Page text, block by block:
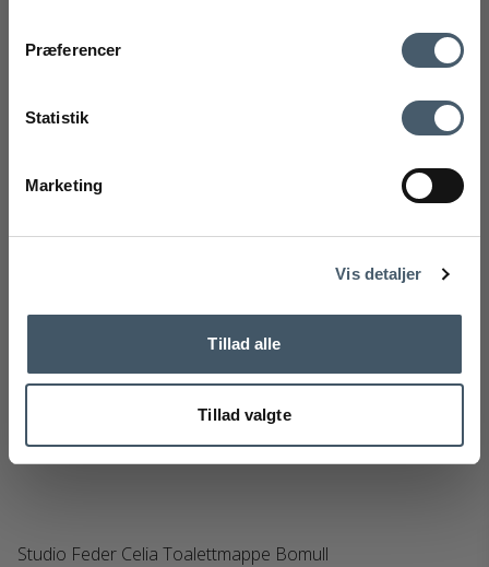
Præferencer
Statistik
Marketing
Vis detaljer
Tillad alle
Tillad valgte
Studio Feder Celia Toalettmappe Bomull
Ved å registrere deg godtar du å motta vårt nyhetsbrev
med gode tilbud og inspirasjon. Du kan alltid trekke tilbake
Nej tak